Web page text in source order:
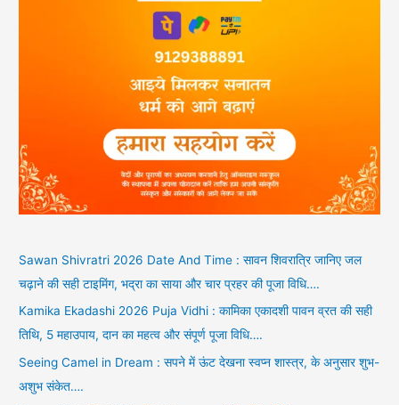
Sawan Shivratri 2026 Date And Time : सावन शिवरात्रि जानिए जल
चढ़ाने की सही टाइमिंग, भद्रा का साया और चार प्रहर की पूजा विधि….
Kamika Ekadashi 2026 Puja Vidhi : कामिका एकादशी पावन व्रत की सही
तिथि, 5 महाउपाय, दान का महत्व और संपूर्ण पूजा विधि….
Seeing Camel in Dream : सपने में ऊंट देखना स्वप्न शास्त्र, के अनुसार शुभ-
अशुभ संकेत….